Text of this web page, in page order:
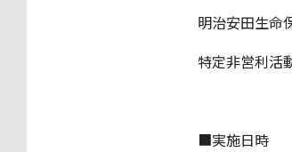
明治安田生
特定非営利活
■実施日時